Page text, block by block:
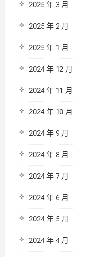
2025 年 3 月
2025 年 2 月
2025 年 1 月
2024 年 12 月
2024 年 11 月
2024 年 10 月
2024 年 9 月
2024 年 8 月
2024 年 7 月
2024 年 6 月
2024 年 5 月
2024 年 4 月